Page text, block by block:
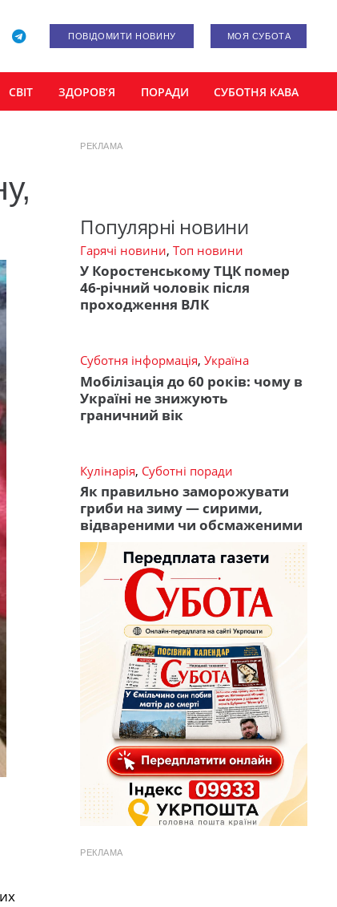
ПОВІДОМИТИ НОВИНУ МОЯ СУБОТА
СВІТ ЗДОРОВ’Я ПОРАДИ СУБОТНЯ КАВА
РЕКЛАМА
Популярні новини
Гарячі новини, Топ новини
У Коростенському ТЦК помер
46-річний чоловік після
проходження ВЛК
Суботня інформація, Україна
Мобілізація до 60 років: чому в
Україні не знижують
граничний вік
Кулінарія, Суботні поради
Як правильно заморожувати
гриби на зиму — сирими,
відвареними чи обсмаженими
РЕКЛАМА